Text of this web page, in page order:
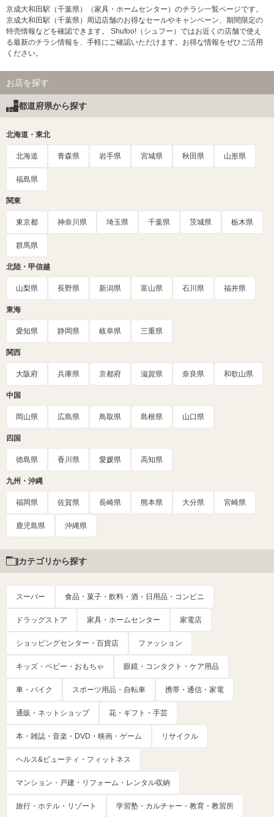
京成大和田駅（千葉県）（家具・ホームセンター）のチラシ一覧ページです。
京成大和田駅（千葉県）周辺店舗のお得なセールやキャンペーン、期間限定の
特売情報などを確認できます。 Shufoo!（シュフー）ではお近くの店舗で使え
る最新のチラシ情報を、手軽にご確認いただけます。お得な情報をぜひご活用
ください。
お店を探す
都道府県から探す
北海道・東北
北海道 青森県 岩手県 宮城県 秋田県 山形県
福島県
関東
東京都 神奈川県 埼玉県 千葉県 茨城県 栃木県
群馬県
北陸・甲信越
山梨県 長野県 新潟県 富山県 石川県 福井県
東海
愛知県 静岡県 岐阜県 三重県
関西
大阪府 兵庫県 京都府 滋賀県 奈良県 和歌山県
中国
岡山県 広島県 鳥取県 島根県 山口県
四国
徳島県 香川県 愛媛県 高知県
九州・沖縄
福岡県 佐賀県 長崎県 熊本県 大分県 宮崎県
鹿児島県 沖縄県
カテゴリから探す
スーパー 食品・菓子・飲料・酒・日用品・コンビニ
ドラッグストア 家具・ホームセンター 家電店
ショッピングセンター・百貨店 ファッション
キッズ・ベビー・おもちゃ 眼鏡・コンタクト・ケア用品
車・バイク スポーツ用品・自転車 携帯・通信・家電
通販・ネットショップ 花・ギフト・手芸
本・雑誌・音楽・DVD・映画・ゲーム リサイクル
ヘルス&ビューティ・フィットネス
マンション・戸建・リフォーム・レンタル収納
旅行・ホテル・リゾート 学習塾・カルチャー・教育・教習所